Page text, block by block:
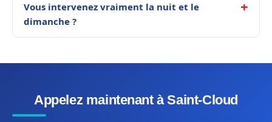
Vous intervenez vraiment la nuit et le
dimanche ?
Appelez maintenant à Saint-Cloud